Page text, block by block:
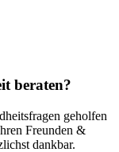
beraten?
geholfen
Freunden &
dankbar.